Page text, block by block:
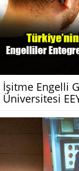
İşitme Engelli
Üniversitesi